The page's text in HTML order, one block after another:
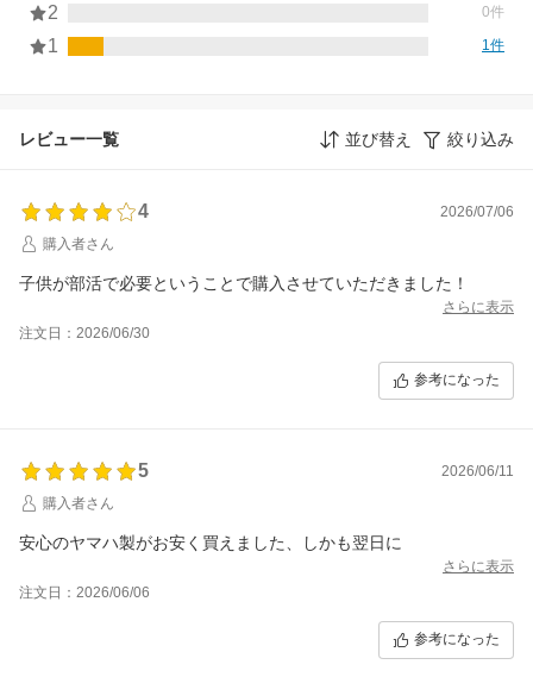
2 0件
1 1件
レビュー一覧 並び替え 絞り込み
4
2026/07/06
購入者さん
子供が部活で必要ということで購入させていただきました！
さらに表示
注文日：2026/06/30
参考になった
5
2026/06/11
購入者さん
安心のヤマハ製がお安く買えました、しかも翌日に
さらに表示
注文日：2026/06/06
参考になった